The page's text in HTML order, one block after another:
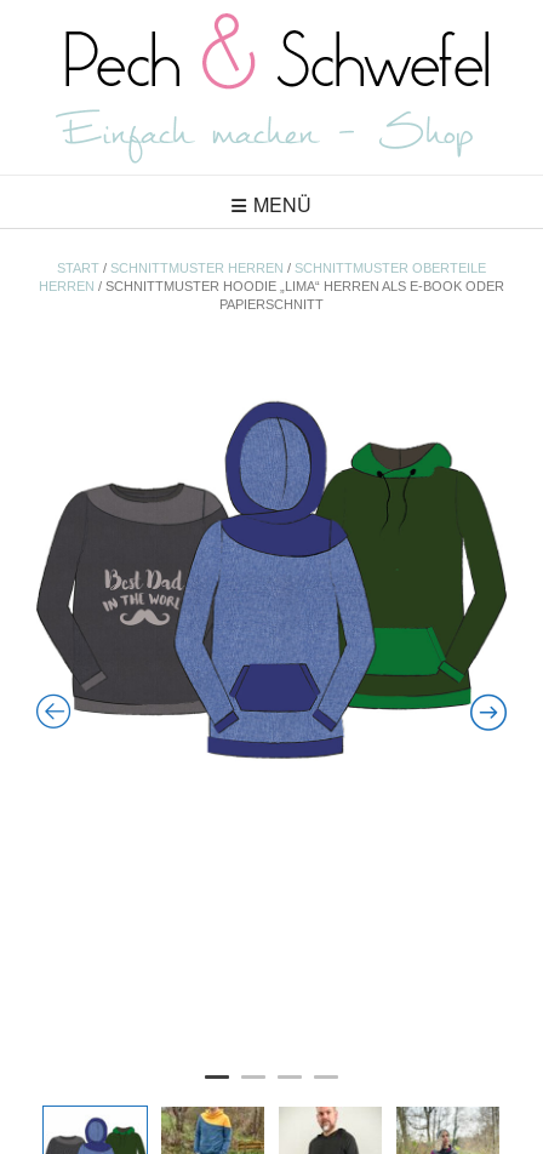
MENÜ
START / SCHNITTMUSTER HERREN / SCHNITTMUSTER OBERTEILE
HERREN / SCHNITTMUSTER HOODIE „LIMA“ HERREN ALS E-BOOK ODER
PAPIERSCHNITT